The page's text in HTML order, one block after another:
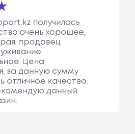
получилась
очень хорошее,
продавец
Цена
за данную сумму
отличное качество.
данный